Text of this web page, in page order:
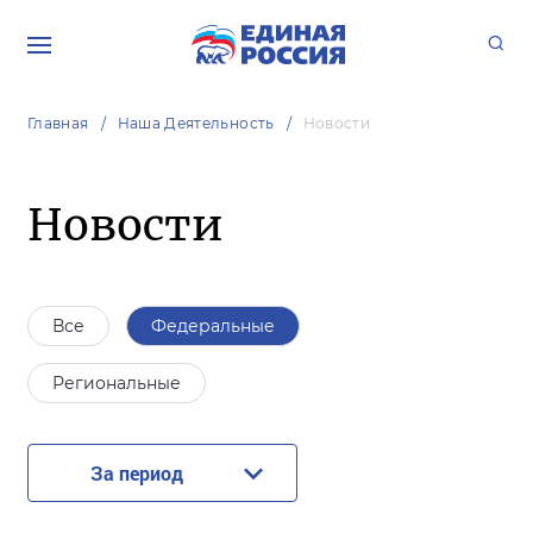
Главная Наша Деятельность Новости
Новости
Все Федеральные
Региональные
За период